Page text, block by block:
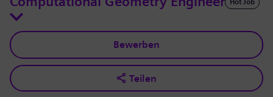
Bewerben
Teilen